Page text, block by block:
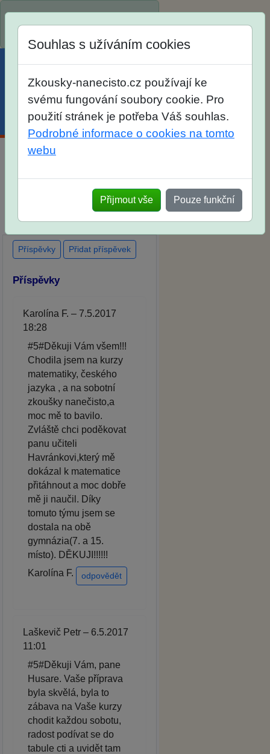
Menu Účet Košík
po skutečných přijímacích
zkouškách
Souhlas s užíváním cookies
Zkousky-nanecisto.cz používají ke
svému fungování soubory cookie. Pro
použití stránek je potřeba Váš souhlas.
Podrobné informace o cookies na tomto
webu
Přijmout vše Pouze funkční
Příspěvky Přidat příspěvek
Příspěvky
Karolína F. – 7.5.2017
18:28
#5#Děkuji Vám všem!!!
Chodila jsem na kurzy
matematiky, českého
jazyka , a na sobotní
zkoušky nanečisto,a
moc mě to bavilo.
Zvláště chci poděkovat
panu učiteli
Havránkovi,který mě
dokázal k matematice
přitáhnout a moc dobře
mě ji naučil. Díky
tomuto týmu jsem se
dostala na obě
gymnázia(7. a 15.
místo). DĚKUJI!!!!!!
Karolína F.
odpovědět
Laškevič Petr – 6.5.2017
11:01
#5#Děkuji Vám, pane
Husare. Vaše příprava
byla skvělá, byla to
zábava na Vaše kurzy
chodit každou sobotu,
radost podívat se do
tabule cti a uvidět tam